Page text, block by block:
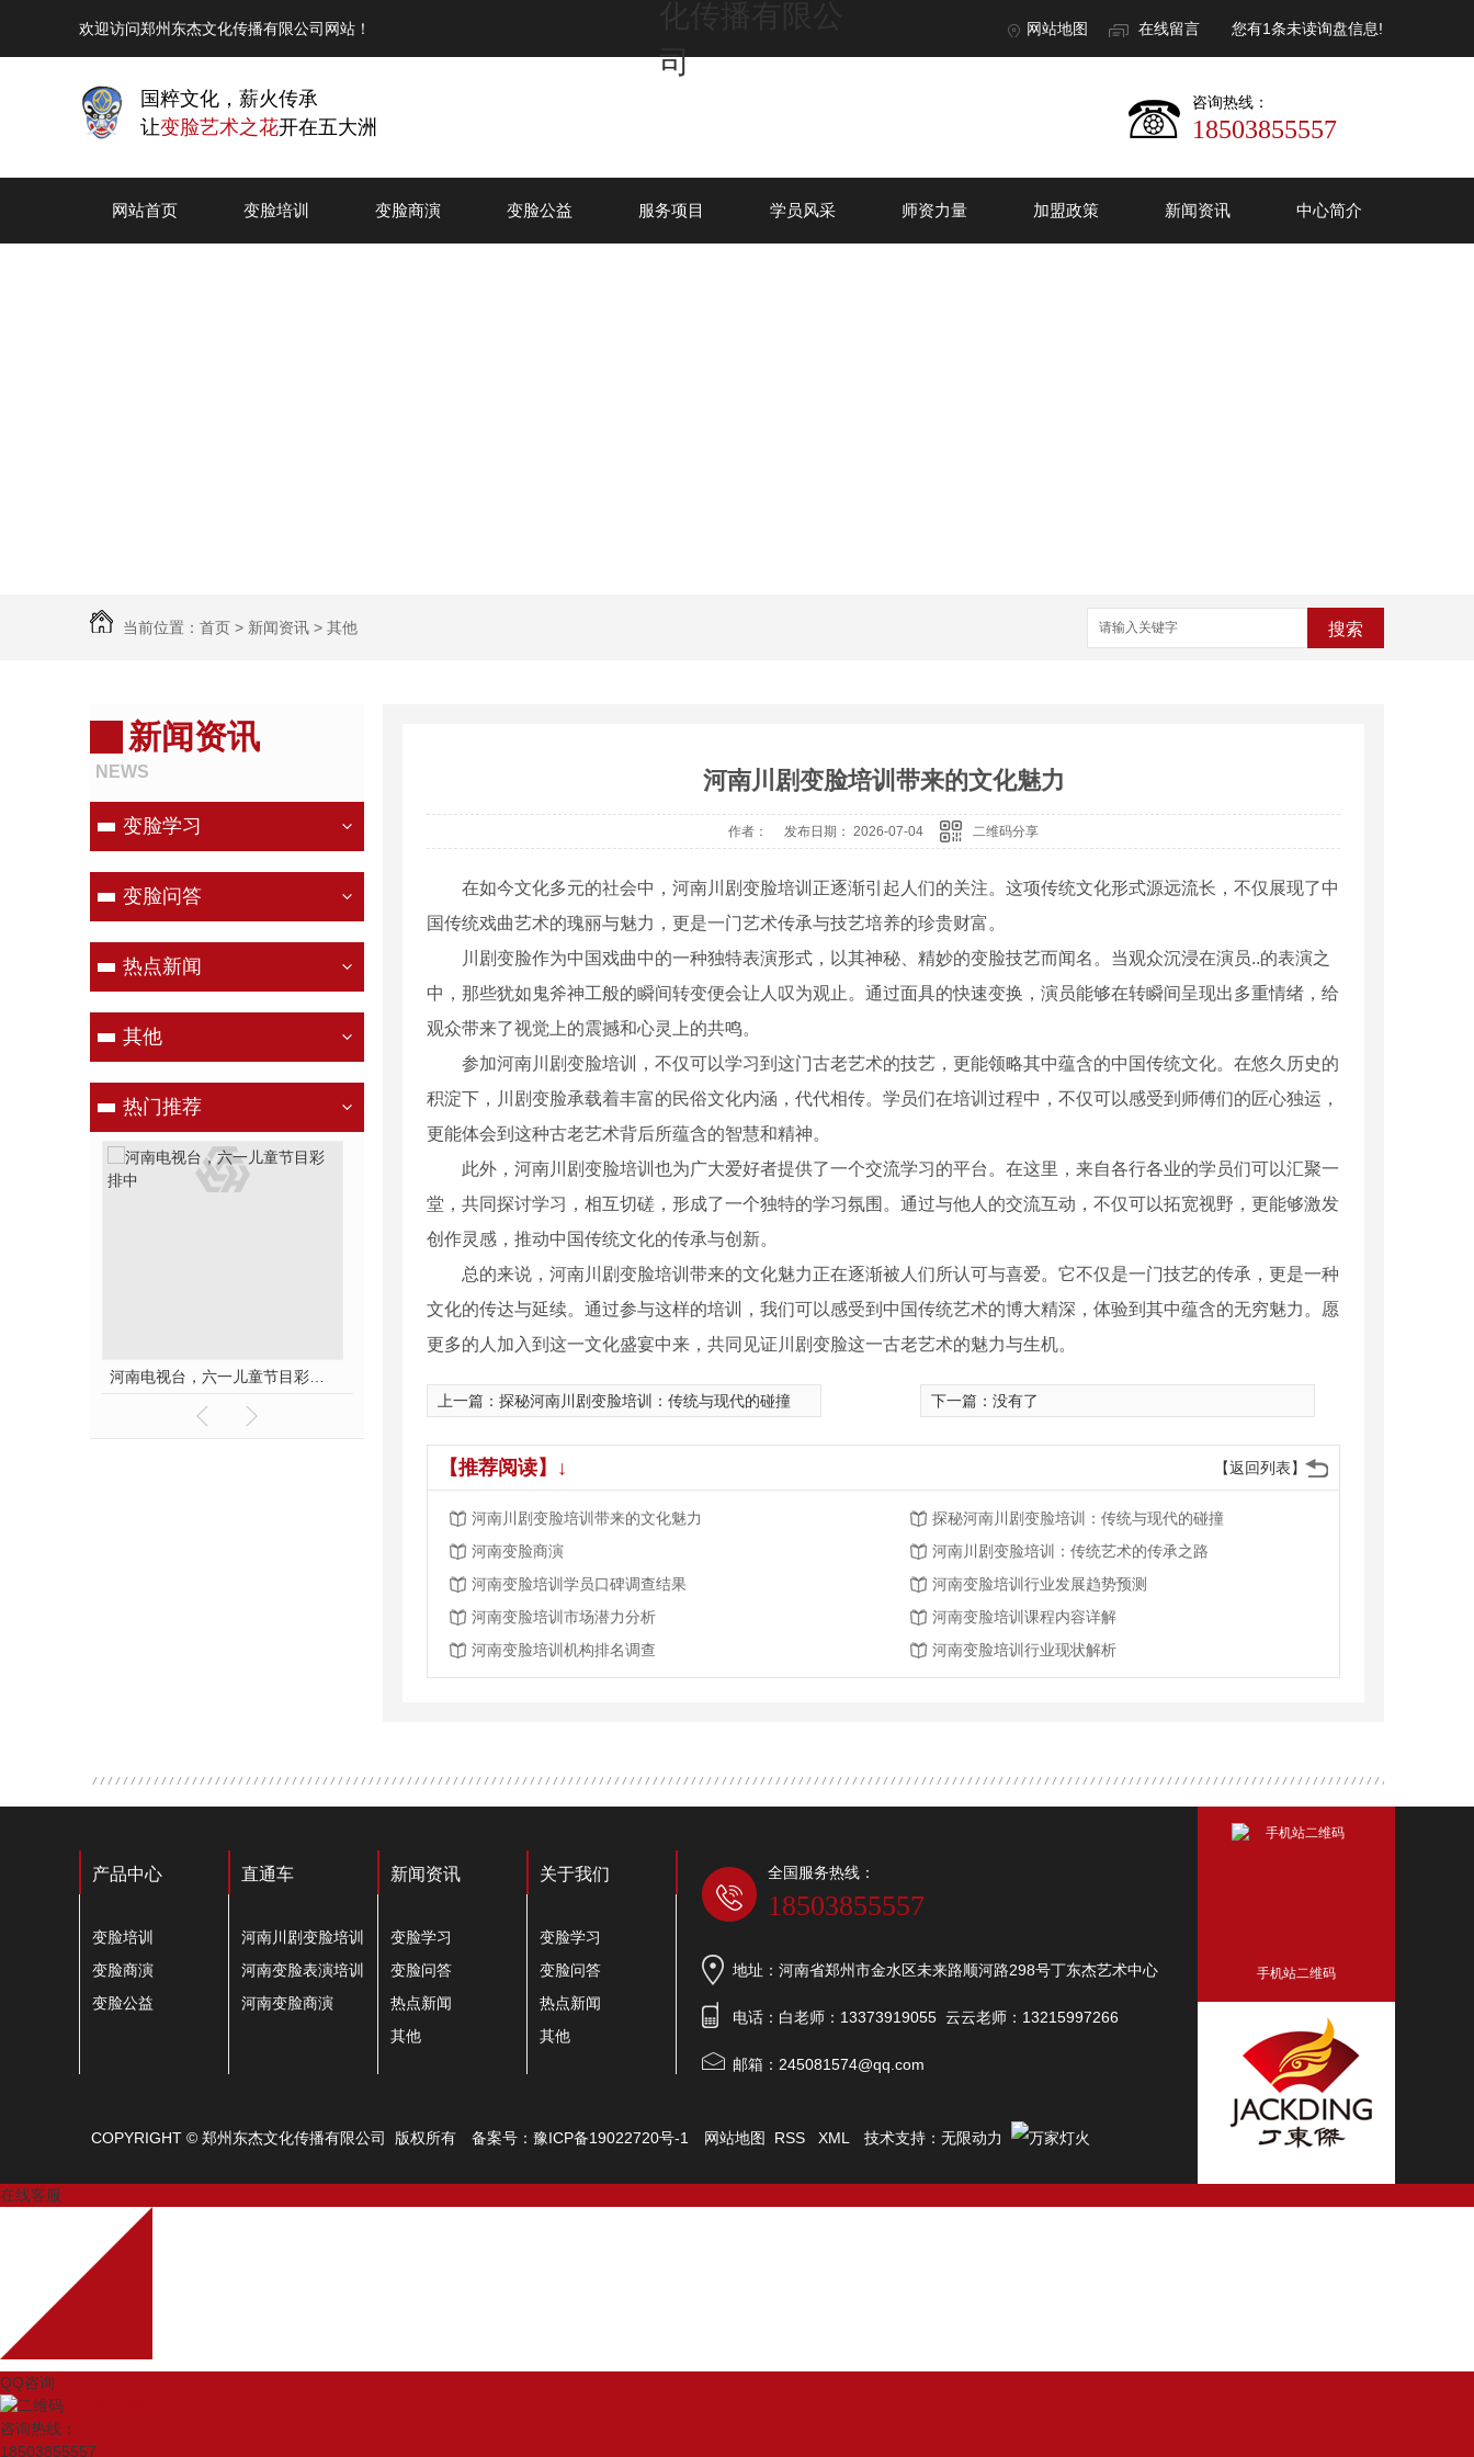
欢迎访问郑州东杰文化传播有限公司网站！ 网站地图 在线留言 您有1条未读询盘信息!
国粹文化，薪火传承
让变脸艺术之花开在五大洲
咨询热线：
18503855557
网站首页 变脸培训 变脸商演 变脸公益 服务项目 学员风采 师资力量 加盟政策 新闻资讯 中心简介
当前位置： 首页 > 新闻资讯 > 其他 搜索
新闻资讯
NEWS
变脸学习
变脸问答
热点新闻
其他
热门推荐
河南川剧变脸培训带来的文化魅力
作者： 发布日期： 2026-07-04 二维码分享
在如今文化多元的社会中，河南川剧变脸培训正逐渐引起人们的关注。这项传统文化形式源远流长，不仅展现了中
国传统戏曲艺术的瑰丽与魅力，更是一门艺术传承与技艺培养的珍贵财富。
川剧变脸作为中国戏曲中的一种独特表演形式，以其神秘、精妙的变脸技艺而闻名。当观众沉浸在演员..的表演之
中，那些犹如鬼斧神工般的瞬间转变便会让人叹为观止。通过面具的快速变换，演员能够在转瞬间呈现出多重情绪，给
观众带来了视觉上的震撼和心灵上的共鸣。
参加河南川剧变脸培训，不仅可以学习到这门古老艺术的技艺，更能领略其中蕴含的中国传统文化。在悠久历史的
积淀下，川剧变脸承载着丰富的民俗文化内涵，代代相传。学员们在培训过程中，不仅可以感受到师傅们的匠心独运，
更能体会到这种古老艺术背后所蕴含的智慧和精神。
此外，河南川剧变脸培训也为广大爱好者提供了一个交流学习的平台。在这里，来自各行各业的学员们可以汇聚一
堂，共同探讨学习，相互切磋，形成了一个独特的学习氛围。通过与他人的交流互动，不仅可以拓宽视野，更能够激发
创作灵感，推动中国传统文化的传承与创新。
总的来说，河南川剧变脸培训带来的文化魅力正在逐渐被人们所认可与喜爱。它不仅是一门技艺的传承，更是一种
文化的传达与延续。通过参与这样的培训，我们可以感受到中国传统艺术的博大精深，体验到其中蕴含的无穷魅力。愿
更多的人加入到这一文化盛宴中来，共同见证川剧变脸这一古老艺术的魅力与生机。
上一篇： 探秘河南川剧变脸培训：传统与现代的碰撞 下一篇：没有了
【返回列表】
【推荐阅读】↓
河南川剧变脸培训带来的文化魅力
探秘河南川剧变脸培训：传统与现代的碰撞
河南变脸商演
河南川剧变脸培训：传统艺术的传承之路
河南变脸培训学员口碑调查结果
河南变脸培训行业发展趋势预测
河南变脸培训市场潜力分析
河南变脸培训课程内容详解
河南变脸培训机构排名调查
河南变脸培训行业现状解析
产品中心
变脸培训
变脸商演
变脸公益
直通车
河南川剧变脸培训
河南变脸表演培训
河南变脸商演
新闻资讯
变脸学习
变脸问答
热点新闻
其他
关于我们
变脸学习
变脸问答
热点新闻
其他
全国服务热线：
18503855557
地址：河南省郑州市金水区未来路顺河路298号丁东杰艺术中心
电话：白老师：13373919055 云云老师：13215997266
邮箱：245081574@qq.com
手机站二维码
COPYRIGHT © 郑州东杰文化传播有限公司 版权所有 备案号： 豫ICP备19022720号-1 网站地图 RSS XML 技术支持： 无限动力
在线客服
QQ咨询
咨询热线：
18503855557